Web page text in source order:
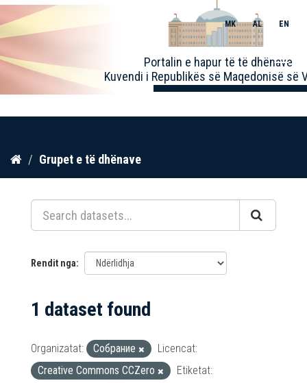
Kalo
përmbajtja
Portalin e hapur të të dhënave
Kuvendi i Republikës së Maqedonisë së
MK AL EN
Toggle
Grupet e të dhënave
Rendit nga
1 dataset found
Organizatat: Собрание
Licencat:
Creative Commons CCZero
Etiketat: